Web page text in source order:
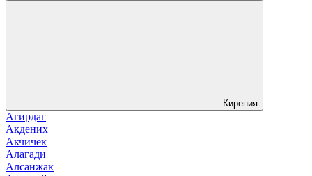
Кирения
Агирдаг
Акдених
Акчичек
Алагади
Алсанжак